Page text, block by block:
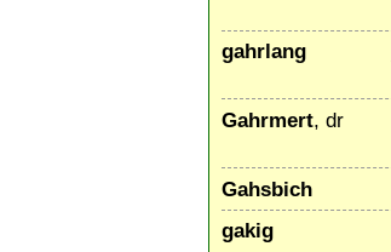
gahrlang
Gahrmert, dr
Gahsbich
gakig